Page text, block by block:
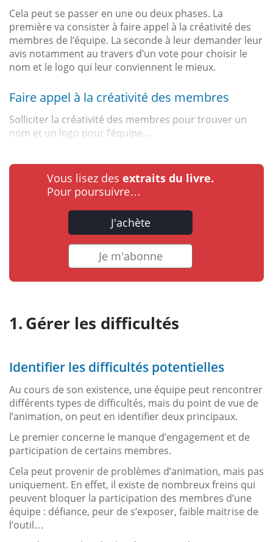
Cela peut se passer en une ou deux phases. La
première va consister à faire appel à la créativité des
membres de l’équipe. La seconde à leur demander leur
avis notamment au travers d’un vote pour choisir le
nom et le logo qui leur conviennent le mieux.
Faire appel à la créativité des membres
Solliciter la créativité des membres pour trouver un
nom et un logo pour l’équipe...
Vous lisez des extraits du livre.
Pour poursuivre…
J'achète
Je m'abonne
Gérer les difficultés
Identifier les difficultés potentielles
Au cours de son existence, une équipe peut rencontrer
différents types de difficultés, mais du point de vue de
l’animation, on peut en identifier deux principaux.
Le premier concerne le manque d’engagement et de
participation de certains membres.
Cela peut provenir de problèmes d’animation, mais pas
uniquement. En effet, il existe de nombreux freins qui
peuvent bloquer la participation des membres d’une
équipe : défiance, peur de s’exposer, faible maitrise de
l’outil…